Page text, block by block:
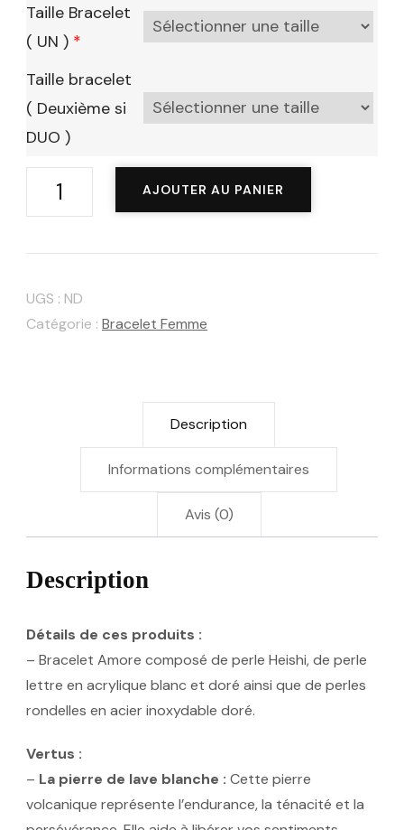
Taille Bracelet
( UN ) *
Taille bracelet
( Deuxième si
DUO )
quantité
Turquoise.
AJOUTER AU PANIER
UGS : ND
Catégorie : Bracelet Femme
Description
Informations complémentaires
Avis (0)
Description
Détails de ces produits :
– Bracelet Amore composé de perle Heishi, de perle
lettre en acrylique blanc et doré ainsi que de perles
rondelles en acier inoxydable doré.
Vertus :
– La pierre de lave blanche : Cette pierre
volcanique représente l’endurance, la ténacité et la